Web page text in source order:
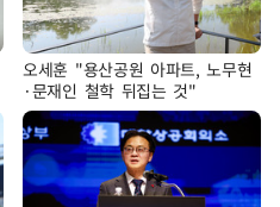
오세훈 "용산공원 아파트, 노무현
·문재인 철학 뒤집는 것"